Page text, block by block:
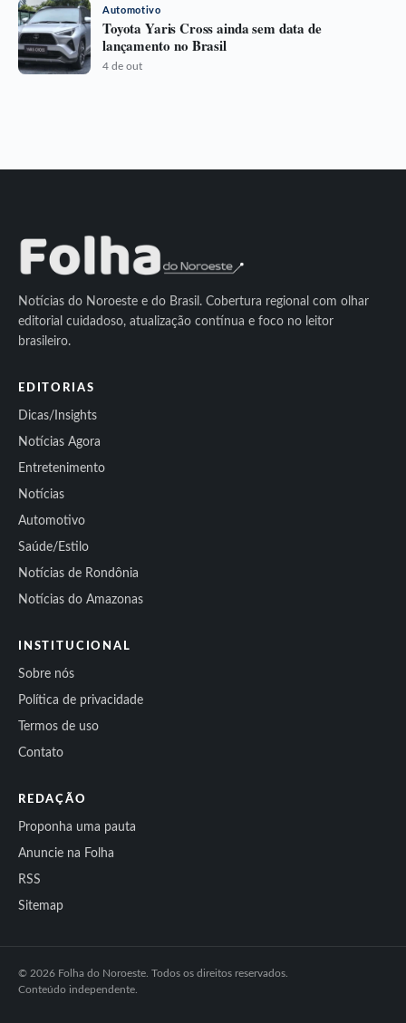
Automotivo
Toyota Yaris Cross ainda sem data de
lançamento no Brasil
4 de out
Notícias do Noroeste e do Brasil. Cobertura regional com olhar
editorial cuidadoso, atualização contínua e foco no leitor
brasileiro.
EDITORIAS
Dicas/Insights
Notícias Agora
Entretenimento
Notícias
Automotivo
Saúde/Estilo
Notícias de Rondônia
Notícias do Amazonas
INSTITUCIONAL
Sobre nós
Política de privacidade
Termos de uso
Contato
REDAÇÃO
Proponha uma pauta
Anuncie na Folha
RSS
Sitemap
© 2026 Folha do Noroeste. Todos os direitos reservados.
Conteúdo independente.